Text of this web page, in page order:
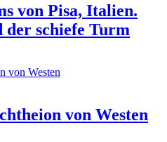
von Pisa, Italien.
schiefe Turm
von Westen